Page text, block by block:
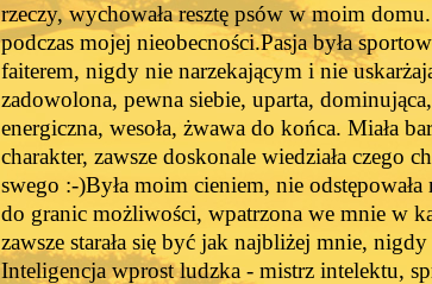
rzeczy, wychowała resztę psów w moim domu.
podczas mojej nieobecności.Pasja była
faiterem, nigdy nie narzekającym i nie
zadowolona, pewna siebie, uparta,
energiczna, wesoła, żwawa do końca. Miała
charakter, zawsze doskonale wiedziała czego
swego :-)Była moim cieniem, nie
do granic możliwości, wpatrzona we mnie w
zawsze starała się być jak najbliżej mnie, nigdy
Inteligencja wprost ludzka - mistrz intelektu,